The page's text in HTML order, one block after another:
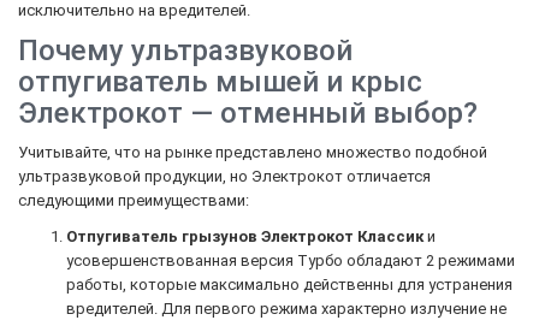
исключительно на вредителей.
Почему ультразвуковой
отпугиватель мышей и крыс
Электрокот — отменный выбор?
Учитывайте, что на рынке представлено множество подобной
ультразвуковой продукции, но Электрокот отличается
следующими преимуществами:
Отпугиватель грызунов Электрокот Классики
усовершенствованная версия Турбо обладают 2 режимами
работы, которые максимально действенны для устранения
вредителей. Для первого режима характерно излучение не